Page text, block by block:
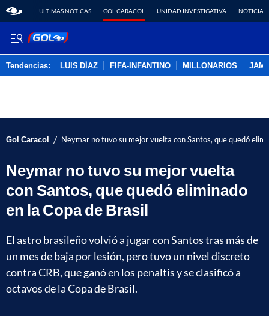
ÚLTIMAS NOTICAS GOL CARACOL UNIDAD INVESTIGATIVA NOTICIAS
Tendencias: LUIS DÍAZ FIFA-INFANTINO MILLONARIOS
Gol Caracol / Neymar no tuvo su mejor vuelta con Santos, que quedó
Neymar no tuvo su mejor vuelta
con Santos, que quedó eliminado
en la Copa de Brasil
El astro brasileño volvió a jugar con Santos tras más de
un mes de baja por lesión, pero tuvo un nivel discreto
contra CRB, que ganó en los penaltis y se clasificó a
octavos de la Copa de Brasil.